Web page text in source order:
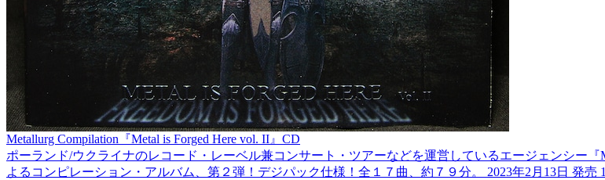
Metallurg Compilation『Metal is Forged Here vol. II』CD
ポーランド/ウクライナのレコード・レーベル兼コンサート・ツアーなどを運営しているエージェンシー
よるコンピレーション・アルバム、第２弾！デジパック仕様！全１７曲、約７９分。 2023年2月13日 発売